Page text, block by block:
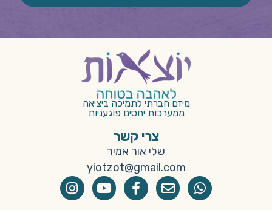
מיזם חברתי לתמיכה ביציאה
ממערכות יחסים פוגעניות
צרי קשר
שלי אור אמיר
yiotzot@gmail.com